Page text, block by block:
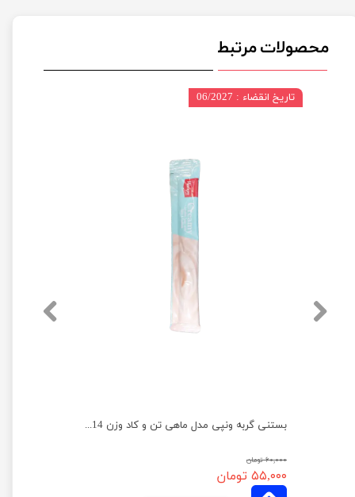
محصولات مرتبط
بستنی گربه ونپی مدل ماهی تن و کاد وزن 14 گرم
۶۰,۰۰۰ تومان
۵۵,۰۰۰ تومان
تاریخ انقضاء : 06/2027